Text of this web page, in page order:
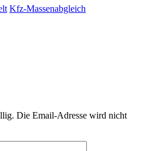
Kfz-Massenabgleich
Die Email-Adresse wird nicht